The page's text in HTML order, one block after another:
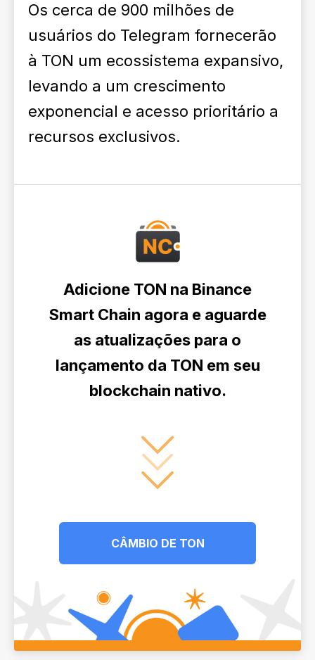
Os cerca de 900 milhões de
usuários do Telegram fornecerão
à TON um ecossistema expansivo,
levando a um crescimento
exponencial e acesso prioritário a
recursos exclusivos.
Adicione TON na Binance
Smart Chain agora e aguarde
as atualizações para o
lançamento da TON em seu
blockchain nativo.
CÂMBIO DE TON